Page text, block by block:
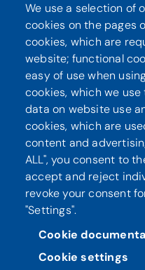
Seuraa meitä
Tietosuoja
We use a selection of
cookies on the pages
cookies, which are
website; functional
easy of use when
cookies, which we
data on website use
cookies, which are
content and
ALL", you consent to
accept and reject
revoke your consent
"Settings".
Cookie
Cookie settings